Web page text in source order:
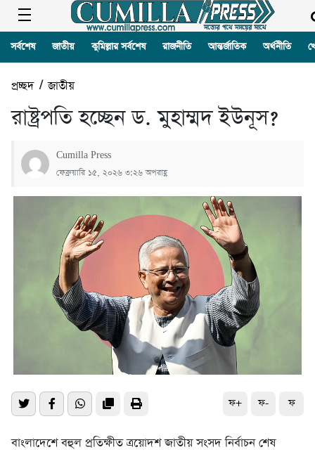
সর্বশেষ জাতীয় কুমিল্লার সর্বশেষ রাজনীতি আন্তর্জাতিক অর্থনীতি
প্রচ্ছদ/জাতীয়
রাষ্ট্রপতি হচ্ছেন ড. মুহাম্মদ ইউনূস?
Cumilla Press
ফেব্রুয়ারি ১৫, ২০২৬ ৩:২৬ অপরাহ্ণ
ফ+ ফ- ফ
বাংলাদেশে বহুল প্রতিক্ষীত ত্রয়োদশ জাতীয় সংসদ নির্বাচন শেষ